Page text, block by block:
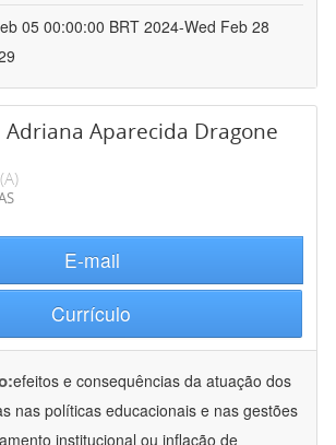
05 00:00:00 BRT 2024-Wed Feb 28
Adriana Aparecida Dragone
E-mail
Currículo
efeitos e consequências da atuação dos
nas políticas educacionais e nas gestões
institucional ou inflação de